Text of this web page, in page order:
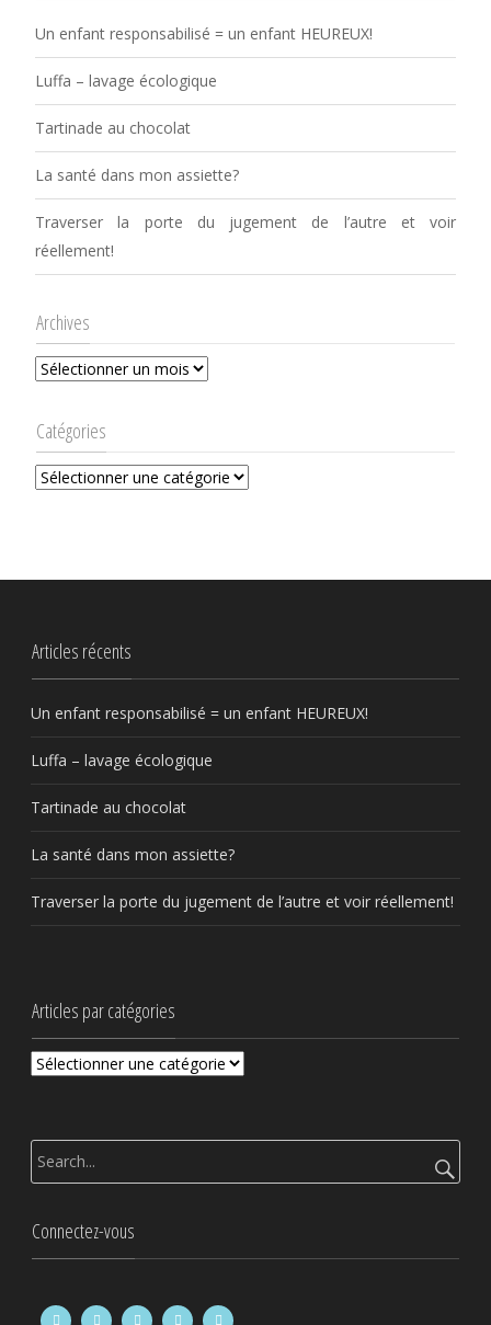
Un enfant responsabilisé = un enfant HEUREUX!
Luffa – lavage écologique
Tartinade au chocolat
La santé dans mon assiette?
Traverser la porte du jugement de l’autre et voir
réellement!
Archives
Archives
Catégories
Catégories
Articles récents
Un enfant responsabilisé = un enfant HEUREUX!
Luffa – lavage écologique
Tartinade au chocolat
La santé dans mon assiette?
Traverser la porte du jugement de l’autre et voir réellement!
Articles par catégories
Articles
Rechercher
:
Connectez-vous